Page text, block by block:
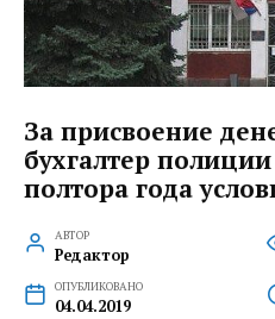
За присвоение
бухгалтер
полтора года
АВТОР
Редактор
ОПУБЛИКОВАНО
04.04.2019